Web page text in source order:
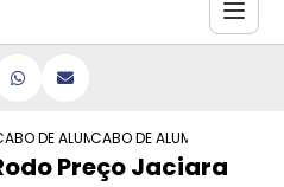
DE ALUMINIO
DE ALUMINIO PARA RODO
CABO DE ALUMINIO RODO
Preço Jaciara